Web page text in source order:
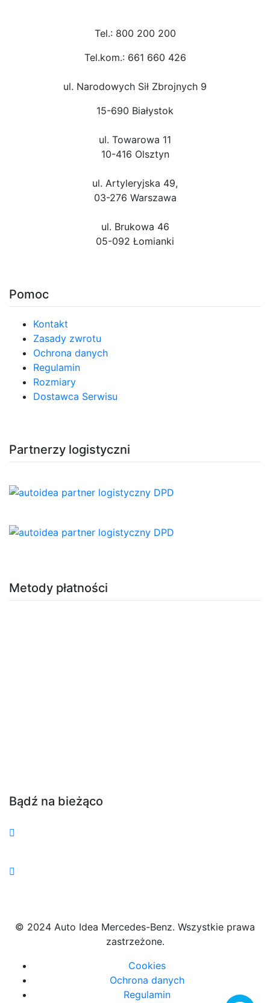
Tel.: 800 200 200
Tel.kom.: 661 660 426
ul. Narodowych Sił Zbrojnych 9
15-690 Białystok
ul. Towarowa 11
10-416 Olsztyn
ul. Artyleryjska 49,
03-276 Warszawa
ul. Brukowa 46
05-092 Łomianki
Pomoc
Kontakt
Zasady zwrotu
Ochrona danych
Regulamin
Rozmiary
Dostawca Serwisu
Partnerzy logistyczni
Metody płatności
Bądź na bieżąco
© 2024 Auto Idea Mercedes-Benz. Wszystkie prawa
zastrzeżone.
Cookies
Ochrona danych
Regulamin